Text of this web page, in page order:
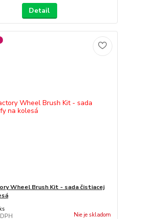
Detail
Wheel Brush Kit - sada čistiacej
Nie je skladom